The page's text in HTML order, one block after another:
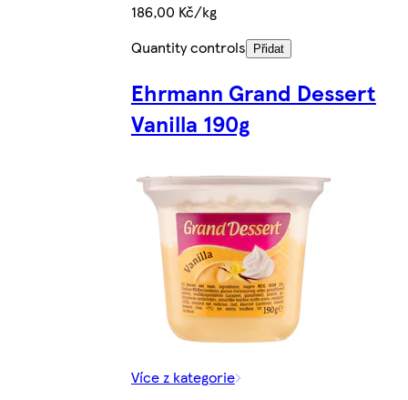
186,00 Kč/kg
Quantity controls
Přidat
Ehrmann Grand Dessert
Vanilla 190g
Více z kategorie